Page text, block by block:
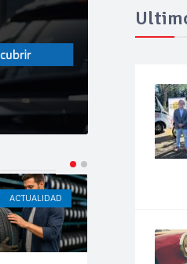
ACTUALIDAD